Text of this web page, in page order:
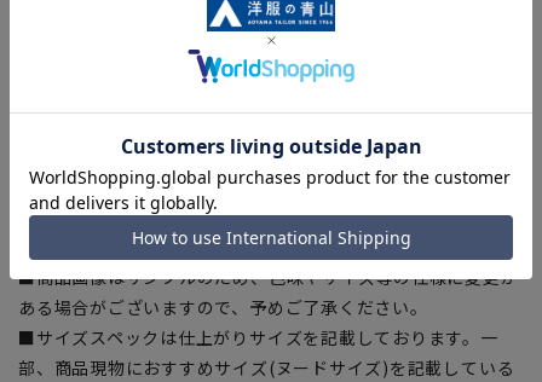
この製品は最高級生地を使用しております。非常にデリケート
な極細番手の生地の為、着用頻度が高いとダメージが大きく生
【シルエット】《標準》 (当社比)
【商品に関するご注意】
■商品画像はサンプルのため、色味やサイズ等の仕様に変更が
ある場合がございますので、予めご了承ください。
■サイズスペックは仕上がりサイズを記載しております。一
部、商品現物におすすめサイズ(ヌードサイズ)を記載している